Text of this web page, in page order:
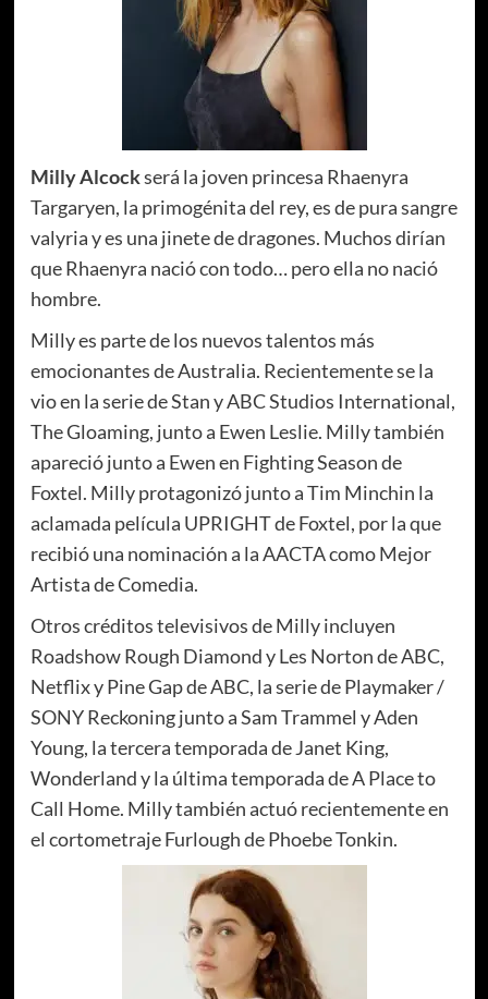
Milly Alcockserá la joven princesa Rhaenyra
Targaryen, la primogénita del rey, es de pura sangre
valyria y es una jinete de dragones. Muchos dirían
que Rhaenyra nació con todo… pero ella no nació
hombre.
Milly es parte de los nuevos talentos más
emocionantes de Australia. Recientemente se la
vio en la serie de Stan y ABC Studios International,
The Gloaming, junto a Ewen Leslie. Milly también
apareció junto a Ewen en Fighting Season de
Foxtel. Milly protagonizó junto a Tim Minchin la
aclamada película UPRIGHT de Foxtel, por la que
recibió una nominación a la AACTA como Mejor
Artista de Comedia.
Otros créditos televisivos de Milly incluyen
Roadshow Rough Diamond y Les Norton de ABC,
Netflix y Pine Gap de ABC, la serie de Playmaker /
SONY Reckoning junto a Sam Trammel y Aden
Young, la tercera temporada de Janet King,
Wonderland y la última temporada de A Place to
Call Home. Milly también actuó recientemente en
el cortometraje Furlough de Phoebe Tonkin.